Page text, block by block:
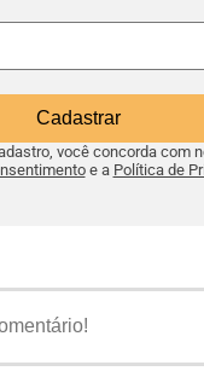
você concorda com
e a Política de